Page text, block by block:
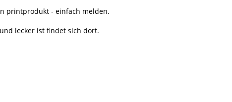
printprodukt - einfach melden.
lecker ist findet sich dort.